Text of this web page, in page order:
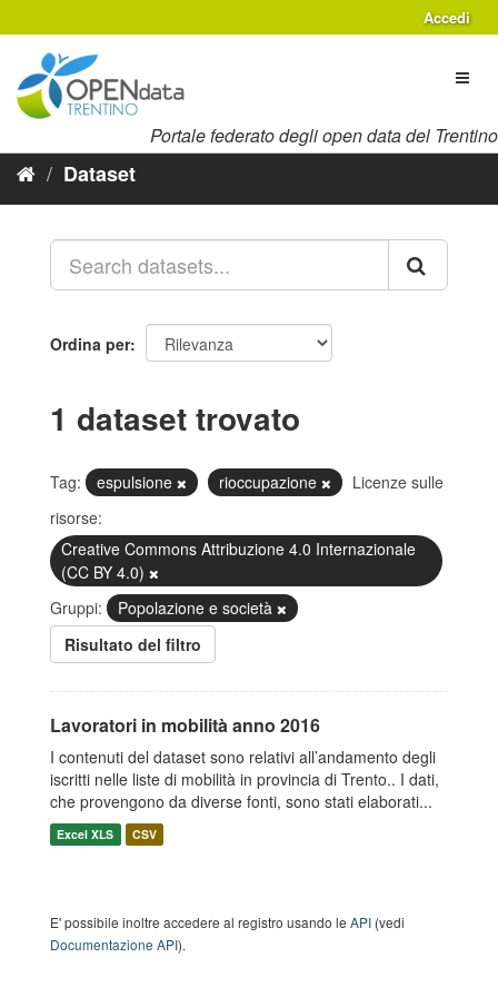
al
contenuto
Accedi
Portale federato degli open data del Trentino
Dataset
Ordina per
1 dataset trovato
Tag: espulsione rioccupazione
Licenze sulle
risorse:
Creative Commons Attribuzione 4.0 Internazionale
(CC BY 4.0)
Gruppi:
Popolazione e società
Risultato del filtro
Lavoratori in mobilità anno 2016
I contenuti del dataset sono relativi all’andamento degli
iscritti nelle liste di mobilità in provincia di Trento.. I dati,
che provengono da diverse fonti, sono stati elaborati...
Excel XLS CSV
E' possibile inoltre accedere al registro usando le API (vedi
Documentazione API).